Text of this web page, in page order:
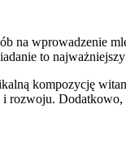
na wprowadzenie
to
kompozycję
rozwoju.